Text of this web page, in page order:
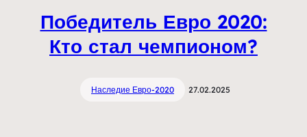
Победитель Евро 2020:
Кто стал чемпионом?
Наследие Евро-2020 27.02.2025